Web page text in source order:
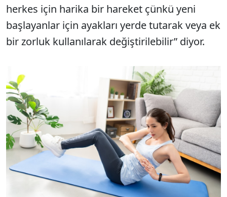
herkes için harika bir hareket çünkü yeni
başlayanlar için ayakları yerde tutarak veya ek
bir zorluk kullanılarak değiştirilebilir” diyor.